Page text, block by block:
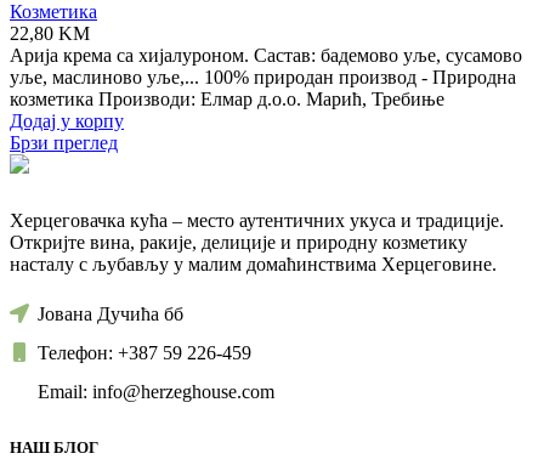
Козметика
22,80 KM
Арија крема са хијалуроном. Састав: бадемово уље, сусамово
уље, маслиново уље,... 100% природан производ - Природна
козметика Производи: Елмар д.о.о. Марић, Требиње
Додај у корпу
Брзи преглед
Херцеговачка кућа – место аутентичних укуса и традиције.
Откријте вина, ракије, делиције и природну козметику
насталу с љубављу у малим домаћинствима Херцеговине.
Јована Дучића бб
Телефон: +387 59 226-459
Email: info@herzeghouse.com
НАШ БЛОГ